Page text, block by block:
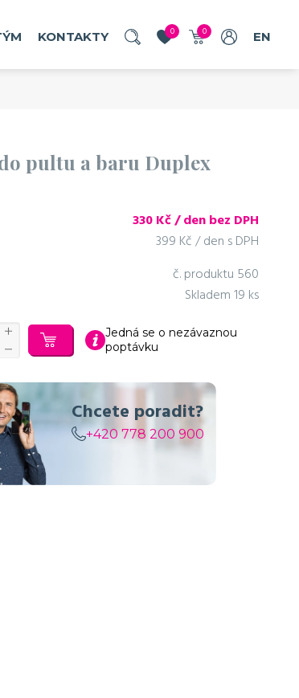
KONTAKTY 0 0 EN
pultu a baru Duplex
330Kč / den bez DPH
399 Kč / den s DPH
č. produktu 560
Skladem19 ks
Jedná se o nezávaznou
poptávku
Chcete poradit?
+420 778 200 900